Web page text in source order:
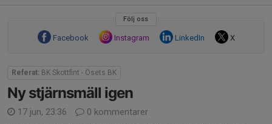
Följ oss
Facebook Instagram LinkedIn X
Referat: BK Skottfint - Ösets BK
Ny stjärnsmäll igen
17 jun, 23:36
0 kommentarer